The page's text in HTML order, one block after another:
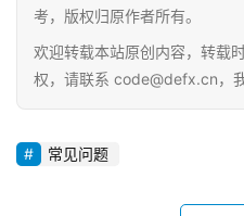
考，版权归原作者所有。
欢迎转载本站原创内容，转载
权，请联系 code@defx.cn，
常见问题